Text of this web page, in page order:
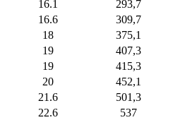
16.1
293,7
16.6
309,7
18
375,1
19
407,3
19
415,3
20
452,1
21.6
501,3
22.6 537